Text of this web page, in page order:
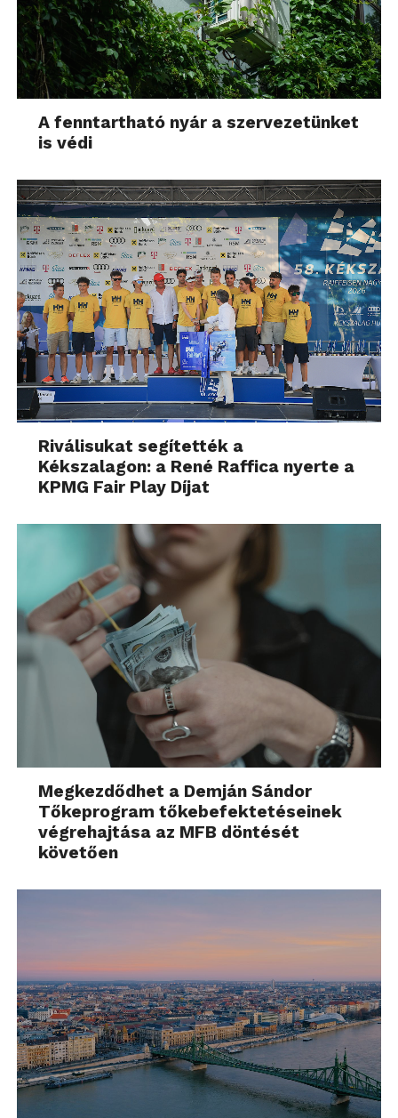
A fenntartható nyár a szervezetünket
is védi
Riválisukat segítették a
Kékszalagon: a René Raffica nyerte a
KPMG Fair Play Díjat
Megkezdődhet a Demján Sándor
Tőkeprogram tőkebefektetéseinek
végrehajtása az MFB döntését
követően